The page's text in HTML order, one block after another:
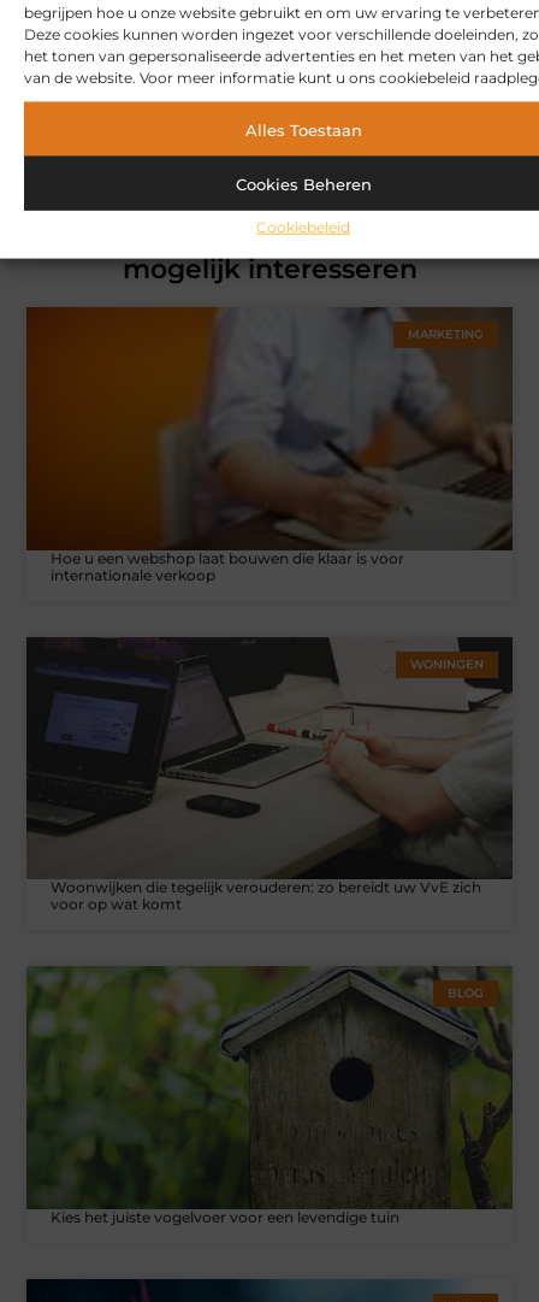
begrijpen hoe u onze website gebruikt en om uw ervaring te
Deze cookies kunnen worden ingezet voor verschillende doeleinden,
het tonen van gepersonaliseerde advertenties en het meten van het
van de website. Voor meer informatie kunt u ons cookiebeleid
Alles Toestaan
Cookies Beheren
Cookiebeleid
onze community.
Over ons Ons team
Gerelateerde artikelen
mogelijk interesseren
MARKETING
Hoe u een webshop laat bouwen die klaar is voor
internationale verkoop
WONINGEN
Woonwijken die tegelijk verouderen: zo bereidt uw VvE zich
voor op wat komt
BLOG
Kies het juiste vogelvoer voor een levendige tuin